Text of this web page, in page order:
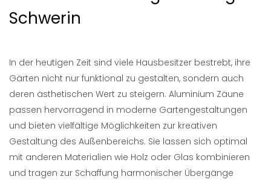
Schwerin
In der heutigen Zeit sind viele Hausbesitzer bestrebt, ihre
Gärten nicht nur funktional zu gestalten, sondern auch
deren ästhetischen Wert zu steigern. Aluminium Zäune
passen hervorragend in moderne Gartengestaltungen
und bieten vielfältige Möglichkeiten zur kreativen
Gestaltung des Außenbereichs. Sie lassen sich optimal
mit anderen Materialien wie Holz oder Glas kombinieren
und tragen zur Schaffung harmonischer Übergänge